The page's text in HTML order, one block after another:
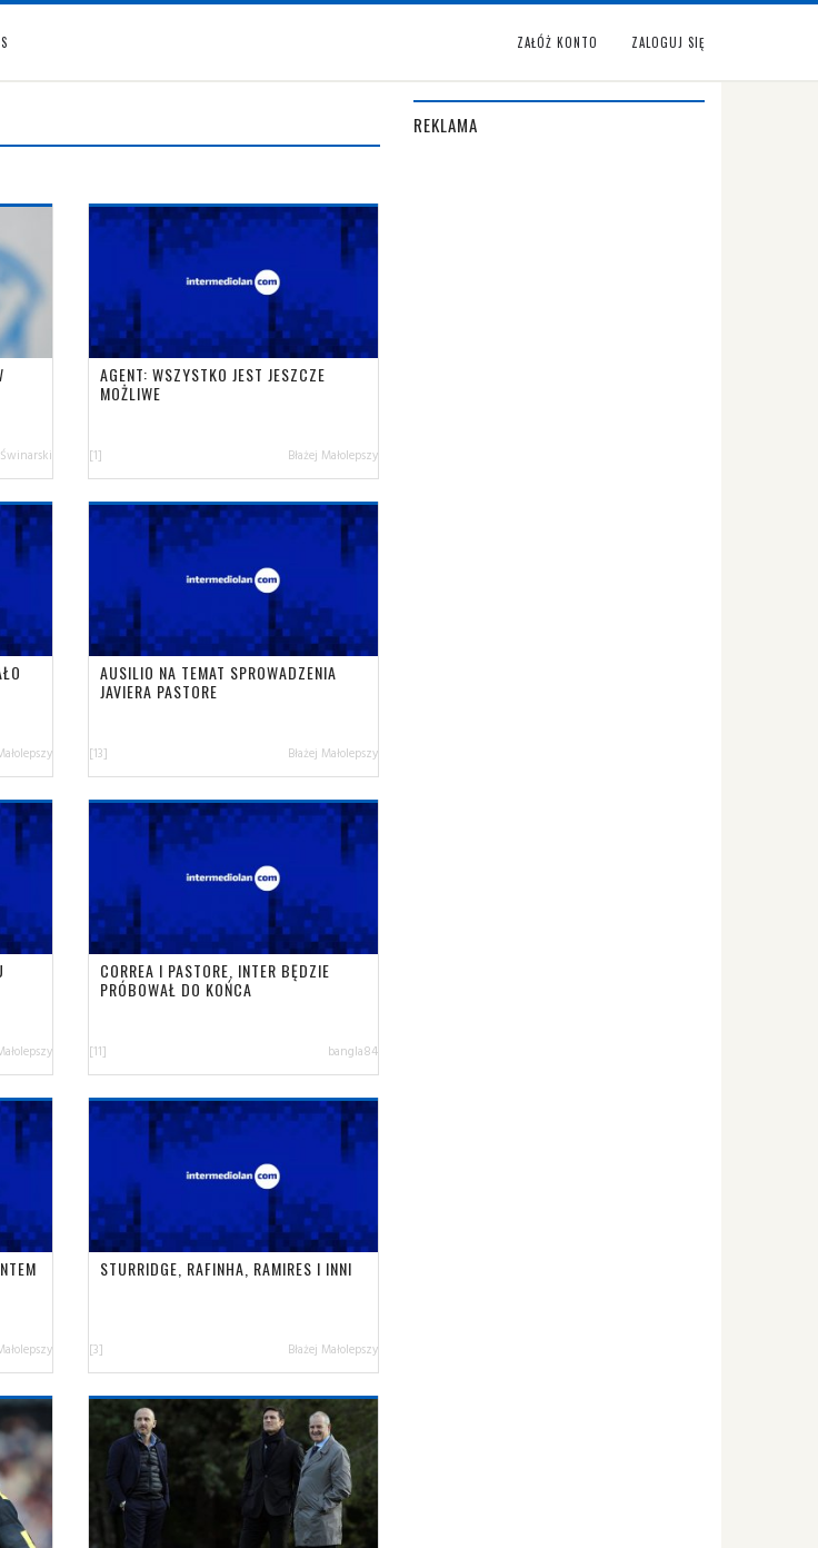
ZAŁÓŻ KONTO ZALOGUJ SIĘ
Świnarski
AGENT: WSZYSTKO JEST JESZCZE
MOŻLIWE
[1] Błażej Małolepszy
AUSILIO NA TEMAT SPROWADZENIA
JAVIERA PASTORE
[13] Błażej Małolepszy
CORREA I PASTORE, INTER BĘDZIE
PRÓBOWAŁ DO KOŃCA
[11] bangla84
STURRIDGE, RAFINHA, RAMIRES I INNI
[3] Błażej Małolepszy
REKLAMA